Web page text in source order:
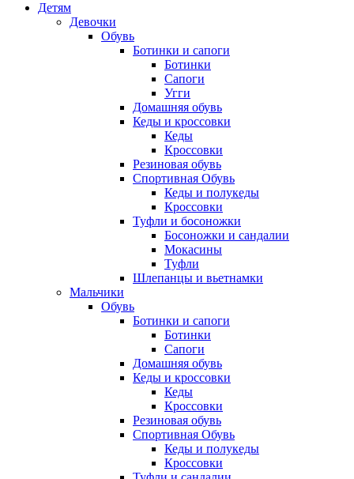
Детям
Девочки
Обувь
Ботинки и сапоги
Ботинки
Сапоги
Угги
Домашняя обувь
Кеды и кроссовки
Кеды
Кроссовки
Резиновая обувь
Спортивная Обувь
Кеды и полукеды
Кроссовки
Туфли и босоножки
Босоножки и сандалии
Мокасины
Туфли
Шлепанцы и вьетнамки
Мальчики
Обувь
Ботинки и сапоги
Ботинки
Сапоги
Домашняя обувь
Кеды и кроссовки
Кеды
Кроссовки
Резиновая обувь
Спортивная Обувь
Кеды и полукеды
Кроссовки